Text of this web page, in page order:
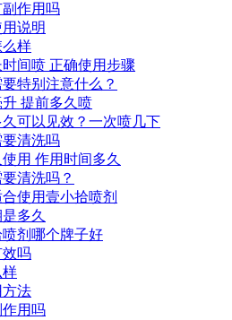
作用吗
说明
样
间喷 正确使用步骤
特别注意什么？
提前多久喷
可以见效？一次喷几下
清洗吗
用 作用时间多久
清洗吗？
使用壹小拾喷剂
多久
剂哪个牌子好
吗
样
法
用吗